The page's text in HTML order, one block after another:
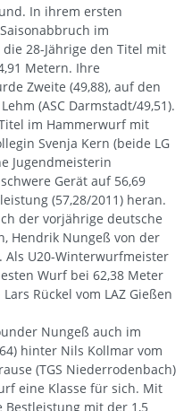
In ihrem ersten
im
28-Jährige den Titel mit
Metern. Ihre
Zweite (49,88), auf den
(ASC Darmstadt/49,51).
im Hammerwurf mit
Svenja Kern (beide LG
Jugendmeisterin
Gerät auf 56,69
(57,28/2011) heran.
der vorjährige deutsche
Hendrik Nungeß von der
Als U20-Winterwurfmeister
Wurf bei 62,38 Meter
Rückel vom LAZ Gießen
Nungeß auch im
hinter Nils Kollmar vom
(TGS Niederrodenbach)
eine Klasse für sich. Mit
Bestleistung mit der 1,5